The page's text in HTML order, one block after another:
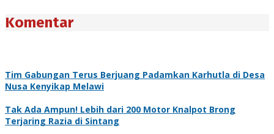
Komentar
Tim Gabungan Terus Berjuang Padamkan Karhutla di Desa
Nusa Kenyikap Melawi
Tak Ada Ampun! Lebih dari 200 Motor Knalpot Brong
Terjaring Razia di Sintang